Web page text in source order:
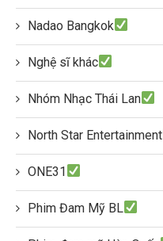
Nadao Bangkok
Nghệ sĩ khác
Nhóm Nhạc Thái Lan
North Star Entertainment
ONE31
Phim Đam Mỹ BL